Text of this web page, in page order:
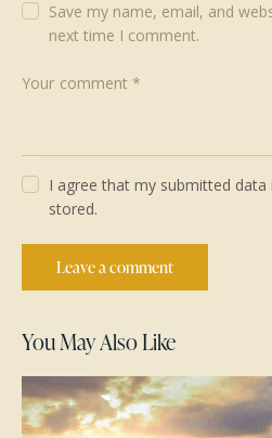
Save my name, email, and
next time I comment.
I agree that my submitted data
stored.
You May Also Like